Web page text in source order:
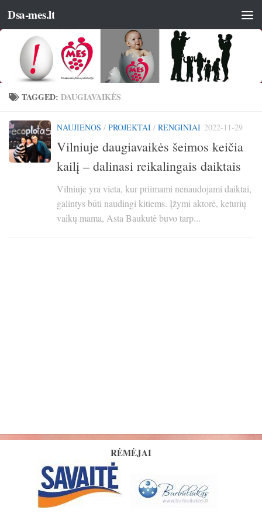
Dsa-mes.lt
TAGGED: DAUGIAVAIKĖS
NAUJIENOS / PROJEKTAI / RENGINIAI 2022-11-29
Vilniuje daugiavaikės šeimos keičia
kailį – dalinasi reikalingais daiktais
Vilniuje yra vieta, kur priimami nenaudojami daiktai,
galintys būti naudingi kitiems. Įžymi aktorė, keturių
vaikų mama, Asta Baukutė buvo tarp...
RĖMĖJAI